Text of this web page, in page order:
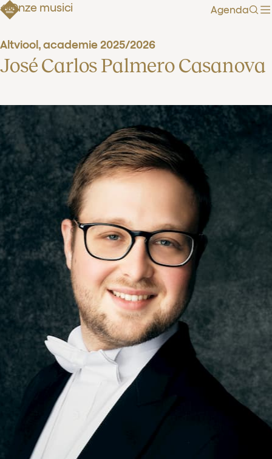
Agenda
Onze musici
Altviool, academie 2025/2026
José Carlos Palmero Casanova